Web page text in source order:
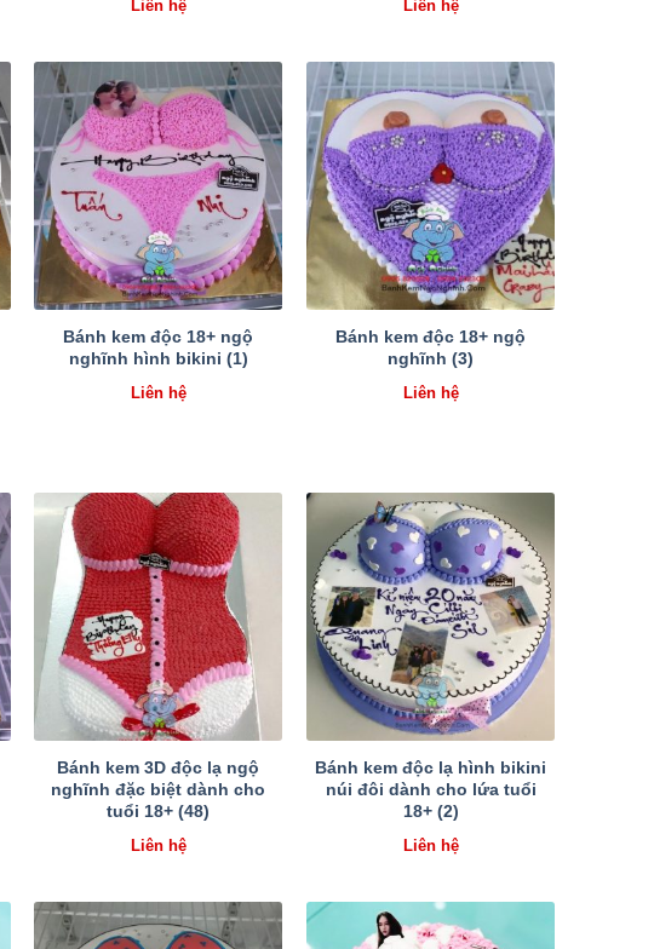
Liên hệ Liên hệ
Bánh kem độc 18+ ngộ
nghĩnh hình bikini (1)
Liên hệ
Bánh kem độc 18+ ngộ
nghĩnh (3)
Liên hệ
Bánh kem 3D độc lạ ngộ
nghĩnh đặc biệt dành cho
tuổi 18+ (48)
Liên hệ
Bánh kem độc lạ hình bikini
núi đôi dành cho lứa tuổi
18+ (2)
Liên hệ